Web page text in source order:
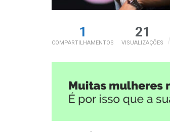
1
COMPARTILHAMENTOS
21
VISUALIZAÇÕES